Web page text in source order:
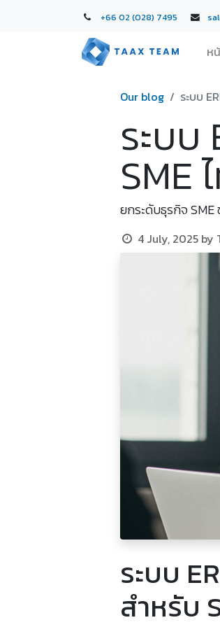
+66 02 (028) 7495
ห
Our blog ระบบ
ระบบ
SME
ยกระดับธุรกิจ
4 July, 2025 by
ระบบ
สำหรับ